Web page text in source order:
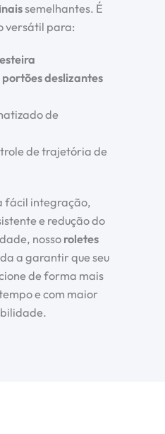
semelhantes. É
versátil para:
deslizantes
de
de trajetória de
fácil integração,
e redução do
nosso roletes
a garantir que seu
de forma mais
e com maior